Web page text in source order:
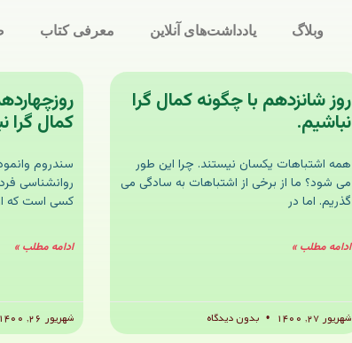
وبلاگ یادداشت‌های آنلاین معرفی کتاب
روز شانزدهم با چگونه کمال گرا
نباشیم.
همه اشتباهات یکسان نیستند. چرا این طور
می شود؟ ما از برخی از اشتباهات به سادگی می
گذریم. اما در
ادامه مطلب »
شهریور ۲۷, ۱۴۰۰ بدون دیدگاه
کمال گرا
سندروم
روانشناسی
کسی است که
ادامه مطلب »
شهریور ۲۶, ۱۴۰۰